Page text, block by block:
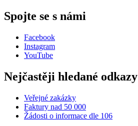
Spojte se s námi
Facebook
Instagram
YouTube
Nejčastěji hledané odkazy
Veřejné zakázky
Faktury nad 50 000
Žádosti o informace dle 106